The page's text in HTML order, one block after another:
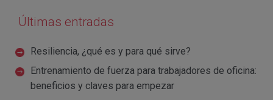
Últimas entradas
Resiliencia, ¿qué es y para qué sirve?
Entrenamiento de fuerza para trabajadores de oficina:
beneficios y claves para empezar